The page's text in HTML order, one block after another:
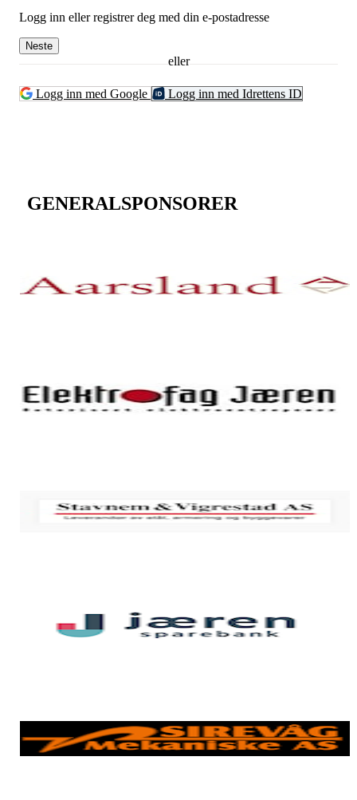
Logg inn eller registrer deg med din e-postadresse
Neste
eller
Logg inn med Google Logg inn med Idrettens ID
GENERALSPONSORER